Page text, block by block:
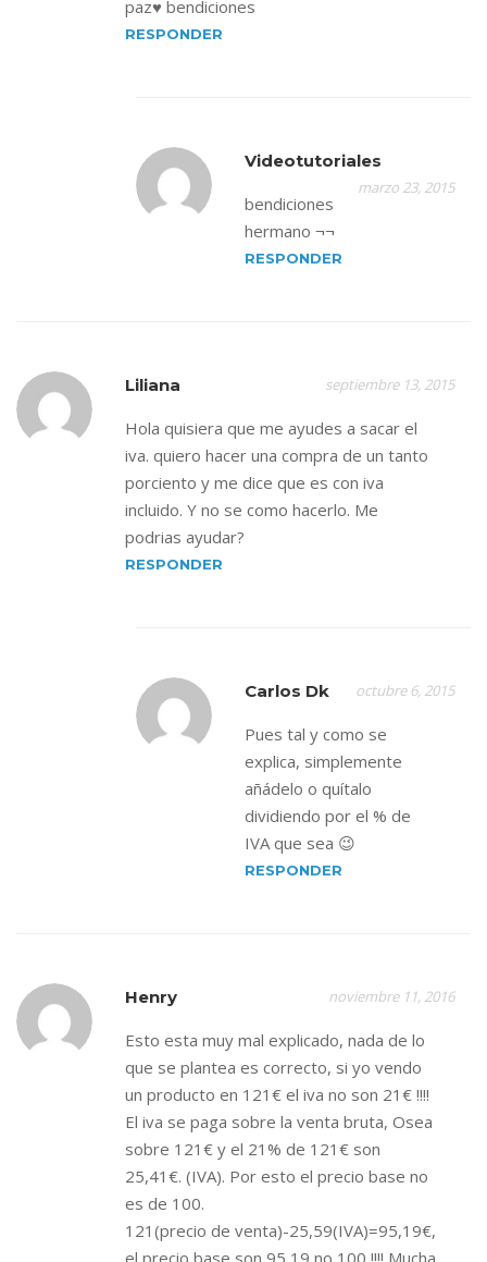
paz♥ bendiciones
RESPONDER
Videotutoriales
marzo 23, 2015
bendiciones
hermano ¬¬
RESPONDER
Liliana septiembre 13, 2015
Hola quisiera que me ayudes a sacar el
iva. quiero hacer una compra de un tanto
porciento y me dice que es con iva
incluido. Y no se como hacerlo. Me
podrias ayudar?
RESPONDER
Carlos Dk octubre 6, 2015
Pues tal y como se
explica, simplemente
añádelo o quítalo
dividiendo por el % de
IVA que sea 😉
RESPONDER
Henry noviembre 11, 2016
Esto esta muy mal explicado, nada de lo
que se plantea es correcto, si yo vendo
un producto en 121€ el iva no son 21€ !!!!
El iva se paga sobre la venta bruta, Osea
sobre 121€ y el 21% de 121€ son
25,41€. (IVA). Por esto el precio base no
es de 100.
121(precio de venta)-25,59(IVA)=95,19€,
el precio base son 95,19 no 100 !!!! Mucha